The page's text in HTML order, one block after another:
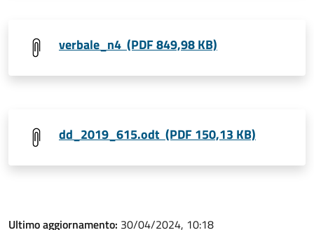
verbale_n4 (PDF 849,98 KB)
dd_2019_615.odt (PDF 150,13 KB)
Ultimo aggiornamento: 30/04/2024, 10:18